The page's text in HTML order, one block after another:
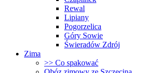
Rewal
Lipiany
Pogorzelica
Góry Sowie
Świeradów Zdrój
Zima
>> Co spakować